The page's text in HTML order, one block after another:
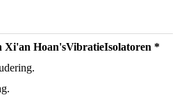
Xi'an Hoan'sVibratieIsolatoren *